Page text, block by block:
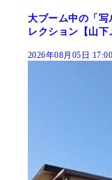
大ブーム中の「
レクション【山下
2026年08月05日 17:00